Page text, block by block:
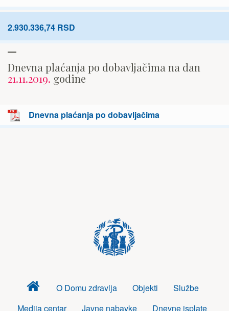
2.930.336,74 RSD
Dnevna plaćanja po dobavljačima na dan
21.11.2019. godine
Dnevna plaćanja po dobavljačima
Dom
zdravlja
O Domu zdravlja Objekti
Službe
Medija centar
Javne nabavke Dnevne isplate